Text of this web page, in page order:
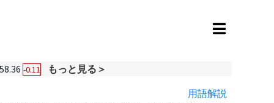
-0.11
もっと見る＞
用語解説